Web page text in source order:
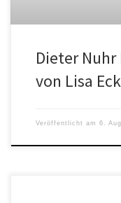
Dieter
von Lisa
Veröffentlicht am 6.